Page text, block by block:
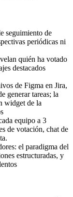
seguimiento de
periódicas ni
quién ha votado
destacados
de Figma en Jira,
generar tareas; la
widget de la
equipo a 3
de votación, chat de
el paradigma del
estructuradas, y